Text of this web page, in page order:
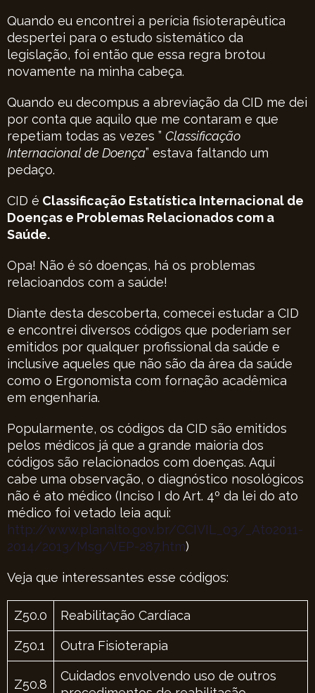
Quando eu encontrei a perícia fisioterapêutica
despertei para o estudo sistemático da
legislação, foi então que essa regra brotou
novamente na minha cabeça.
Quando eu decompus a abreviação da CID me dei
por conta que aquilo que me contaram e que
repetiam todas as vezes ” Classificação
Internacional de Doença” estava faltando um
pedaço.
CID é Classificação Estatística Internacional de
Doenças e Problemas Relacionados com a
Saúde.
Opa! Não é só doenças, há os problemas
relacioandos com a saúde!
Diante desta descoberta, comecei estudar a CID
e encontrei diversos códigos que poderiam ser
emitidos por qualquer profissional da saúde e
inclusive aqueles que não são da área da saúde
como o Ergonomista com fornação acadêmica
em engenharia.
Popularmente, os códigos da CID são emitidos
pelos médicos já que a grande maioria dos
códigos são relacionados com doenças. Aqui
cabe uma observação, o diagnóstico nosológicos
não é ato médico (Inciso I do Art. 4º da lei do ato
médico foi vetado leia aqui:
http://www.planalto.gov.br/CCIVIL_03/_Ato2011-
2014/2013/Msg/VEP-287.htm)
Veja que interessantes esse códigos:
Z50.0 Reabilitação Cardíaca
Z50.1 Outra Fisioterapia
Z50.8
Cuidados envolvendo uso de outros